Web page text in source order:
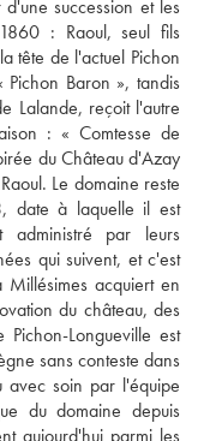
succession et les
: Raoul, seul fils
tête de l'actuel Pichon
Pichon Baron », tandis
Lalande, reçoit l'autre
: « Comtesse de
du Château d'Azay
Le domaine reste
date à laquelle il est
par leurs
qui suivent, et c'est
acquiert en
du château, des
Longueville est
sans conteste dans
avec soin par l'équipe
du domaine depuis
aujourd'hui parmi les